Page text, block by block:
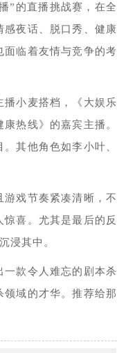
”的直播挑战赛，在全
感夜话、脱口秀、健康
面临着友情与竞争的考
小麦搭档，《大娱乐
热线》的嘉宾主播。
其他角色如李小叶、
戏节奏紧凑清晰，不
喜。尤其是最后的反
浸其中。
款令人难忘的剧本杀
域的才华。推荐给那